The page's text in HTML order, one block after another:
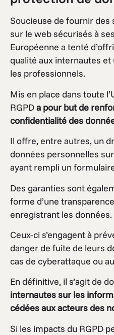
Soucieuse de fournir
sur le web sécurisés à
Européenne a tenté
qualité aux internautes
les professionnels.
Mis en place dans toute
RGPDa pour but de
confidentialité des
Il offre, entre autres, un
données personnelles
ayant rempli un
Des garanties sont
forme d’une
enregistrant les données.
Ceux-ci s’engagent à
danger de fuite de leurs
cas de cyberattaque ou
En définitive, il s’agit de
internautes sur les
cédées aux acteurs des
Si les impacts du RGPD